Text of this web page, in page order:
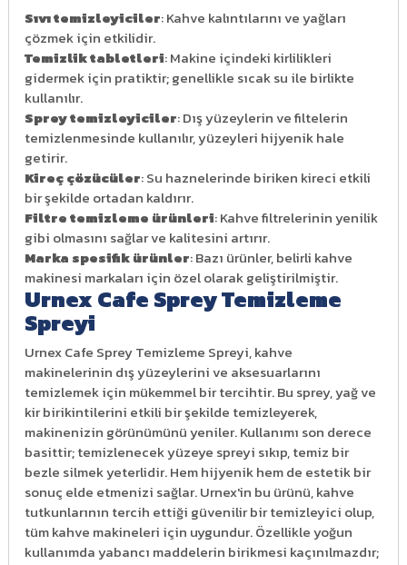
Sıvı temizleyiciler: Kahve kalıntılarını ve yağları
çözmek için etkilidir.
Temizlik tabletleri: Makine içindeki kirlilikleri
gidermek için pratiktir; genellikle sıcak su ile birlikte
kullanılır.
Sprey temizleyiciler: Dış yüzeylerin ve filtelerin
temizlenmesinde kullanılır, yüzeyleri hijyenik hale
getirir.
Kireç çözücüler: Su haznelerinde biriken kireci etkili
bir şekilde ortadan kaldırır.
Filtre temizleme ürünleri: Kahve filtrelerinin yenilik
gibi olmasını sağlar ve kalitesini artırır.
Marka spesifik ürünler: Bazı ürünler, belirli kahve
makinesi markaları için özel olarak geliştirilmiştir.
Urnex Cafe Sprey Temizleme
Spreyi
Urnex Cafe Sprey Temizleme Spreyi, kahve
makinelerinin dış yüzeylerini ve aksesuarlarını
temizlemek için mükemmel bir tercihtir. Bu sprey, yağ ve
kir birikintilerini etkili bir şekilde temizleyerek,
makinenizin görünümünü yeniler. Kullanımı son derece
basittir; temizlenecek yüzeye spreyi sıkıp, temiz bir
bezle silmek yeterlidir. Hem hijyenik hem de estetik bir
sonuç elde etmenizi sağlar. Urnex'in bu ürünü, kahve
tutkunlarının tercih ettiği güvenilir bir temizleyici olup,
tüm kahve makineleri için uygundur. Özellikle yoğun
kullanımda yabancı maddelerin birikmesi kaçınılmazdır;